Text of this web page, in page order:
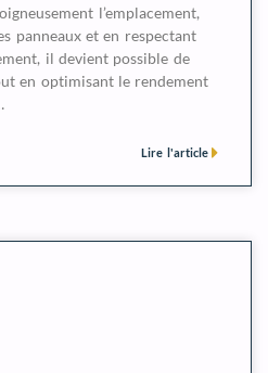
l’emplacement,
panneaux et en respectant
il devient possible de
en optimisant le rendement
Lire l'article